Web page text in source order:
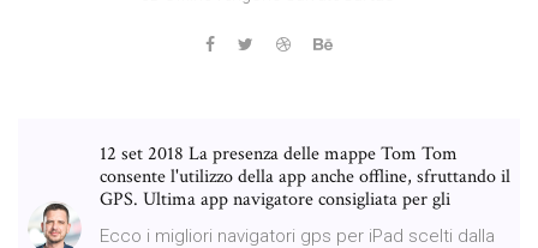
12 set 2018 La presenza delle mappe Tom Tom
consente l'utilizzo della app anche offline, sfruttando il
GPS. Ultima app navigatore consigliata per gli
Ecco i migliori navigatori gps per iPad scelti dalla